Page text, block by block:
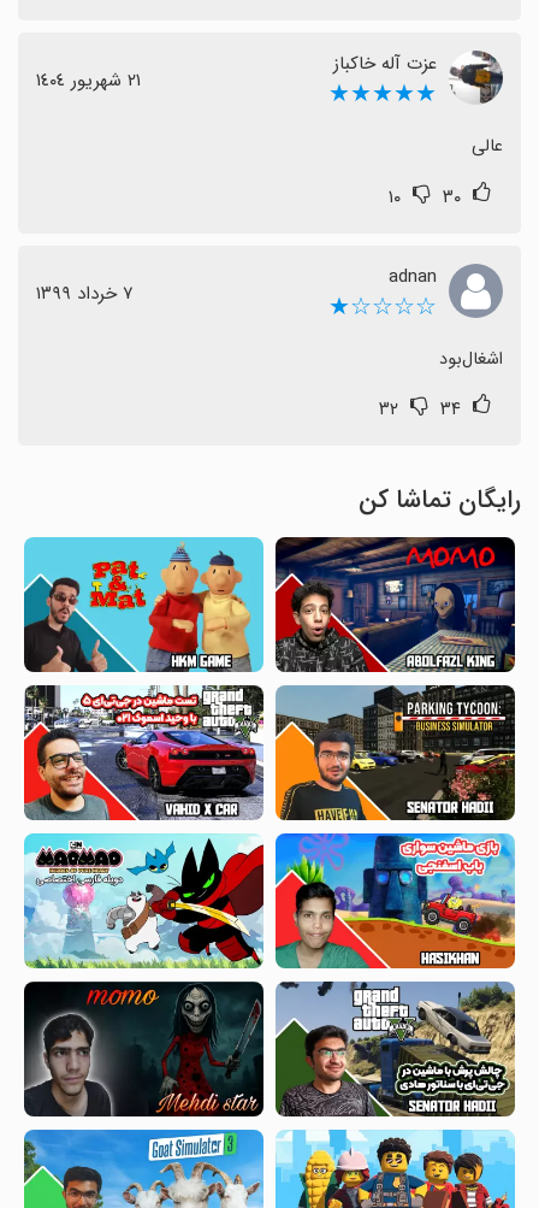
عزت آله خاکباز
★★★★★ ٢١ شهریور ١٤٠٤
عالی
۳۰ ۱۰
adnan
☆☆☆☆★ ٧ خرداد ١٣٩٩
اشغال‌بود
۳۴ ۳۲
رایگان تماشا کن